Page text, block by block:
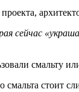
сейчас
смальту
смальта стоит